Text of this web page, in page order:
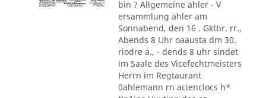
bin ? Allgemeine ähler - V
ersammlung ähler am
Sonnabend, den 16 . Gktbr. rr.,
Abends 8 Uhr oaausta dm 30.
riodre a., - dends 8 uhr sindet
im Saale des Vicefechtmeisters
Herrn im Regtaurant
0ahlemann rn acienclocs h*